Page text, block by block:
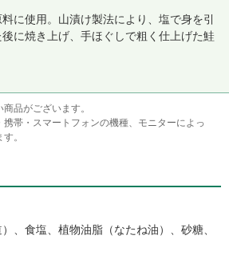
に使用。山漬け製法により、塩で身を引
に焼き上げ、手ほぐしで粗く仕上げた鮭
品がございます。
帯・スマートフォンの機種、モニターによっ
。
、食塩、植物油脂（なたね油）、砂糖、